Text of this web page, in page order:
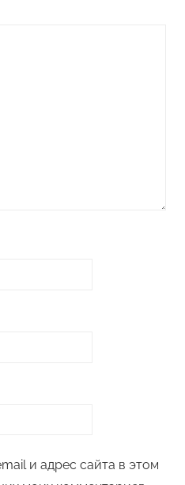
и адрес сайта в этом